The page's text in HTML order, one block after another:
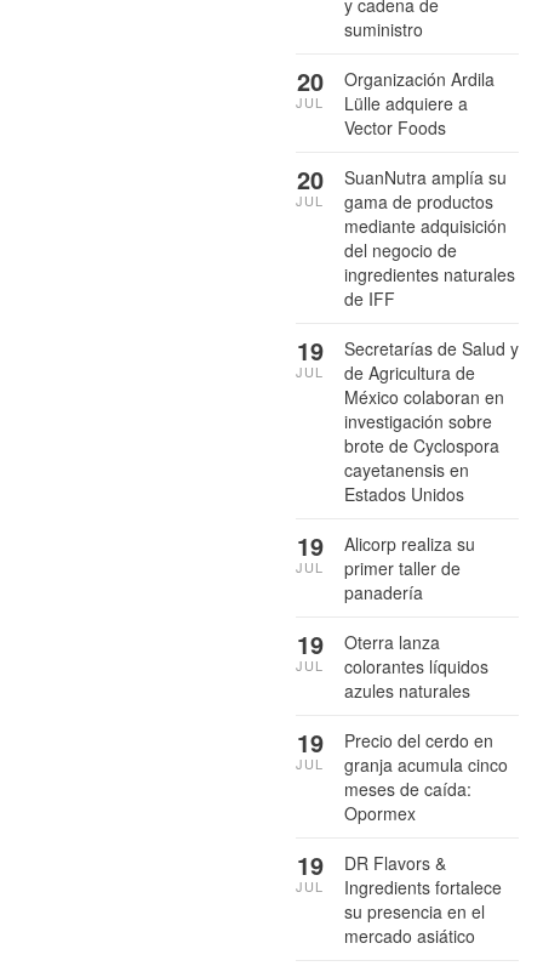
y cadena de
suministro
Organización Ardila
Lülle adquiere a
Vector Foods
20
JUL
SuanNutra amplía su
gama de productos
mediante adquisición
del negocio de
ingredientes naturales
de IFF
20
JUL
Secretarías de Salud y
de Agricultura de
México colaboran en
investigación sobre
brote de Cyclospora
cayetanensis en
Estados Unidos
19
JUL
Alicorp realiza su
primer taller de
panadería
19
JUL
Oterra lanza
colorantes líquidos
azules naturales
19
JUL
Precio del cerdo en
granja acumula cinco
meses de caída:
Opormex
19
JUL
DR Flavors &
Ingredients fortalece
su presencia en el
mercado asiático
19
JUL